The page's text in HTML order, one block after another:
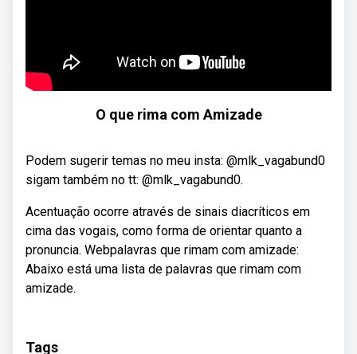
O que rima com Amizade
Podem sugerir temas no meu insta: @mlk_vagabund0
sigam também no tt: @mlk_vagabund0.
Acentuação ocorre através de sinais diacríticos em
cima das vogais, como forma de orientar quanto a
pronuncia. Webpalavras que rimam com amizade:
Abaixo está uma lista de palavras que rimam com
amizade.
Tags